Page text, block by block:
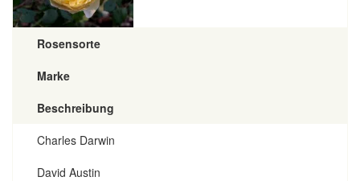
Rosensorte
Marke
Beschreibung
Charles Darwin
David Austin